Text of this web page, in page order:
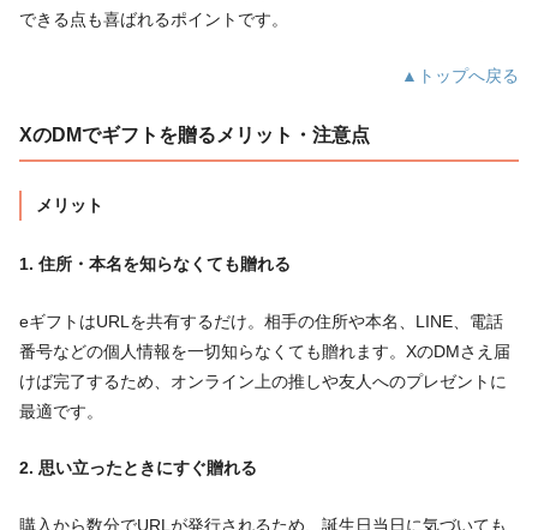
できる点も喜ばれるポイントです。
▲トップへ戻る
XのDMでギフトを贈るメリット・注意点
メリット
1. 住所・本名を知らなくても贈れる
eギフトはURLを共有するだけ。相手の住所や本名、LINE、電話
番号などの個人情報を一切知らなくても贈れます。XのDMさえ届
けば完了するため、オンライン上の推しや友人へのプレゼントに
最適です。
2. 思い立ったときにすぐ贈れる
購入から数分でURLが発行されるため、誕生日当日に気づいても